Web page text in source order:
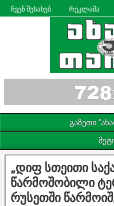
ჩვენ შესახებ რეკლამა
გაზეთი
„დიფ სთეითი
წარმოშობილი
რუსეთში